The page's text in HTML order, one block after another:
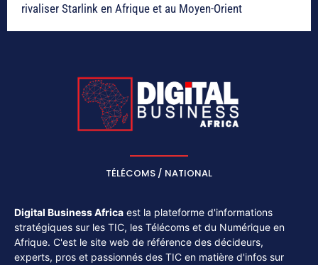
rivaliser Starlink en Afrique et au Moyen-Orient
TÉLÉCOMS / NATIONAL
Digital Business Africa est la plateforme d'informations
stratégiques sur les TIC, les Télécoms et du Numérique en
Afrique. C'est le site web de référence des décideurs,
experts, pros et passionnés des TIC en matière d'infos sur